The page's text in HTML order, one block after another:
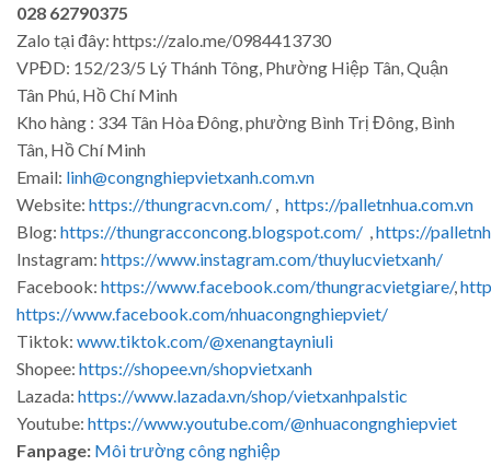
028 62790375
Zalo tại đây: https://zalo.me/0984413730
VPĐD: 152/23/5 Lý Thánh Tông, Phường Hiệp Tân, Quận
Tân Phú, Hồ Chí Minh
Kho hàng : 334 Tân Hòa Đông, phường Bình Trị Đông, Bình
Tân, Hồ Chí Minh
Email: linh@congnghiepvietxanh.com.vn
Website: https://thungracvn.com/
https://palletnhua.com.vn
Blog: https://thungracconcong.blogspot.com/
https://
Instagram: https://www.instagram.com/thuylucvietxanh/
Facebook: https://www.facebook.com/thungracvietgiare/,
https://www.facebook.com/nhuacongnghiepviet/
Tiktok: www.tiktok.com/@xenangtayniuli
Shopee: https://shopee.vn/shopvietxanh
Lazada: https://www.lazada.vn/shop/vietxanhpalstic
Youtube: https://www.youtube.com/@nhuacongnghiepviet
Fanpage: Môi trường công nghiệp